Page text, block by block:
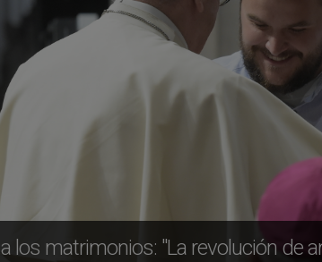
a los matrimonios: "La revolución de